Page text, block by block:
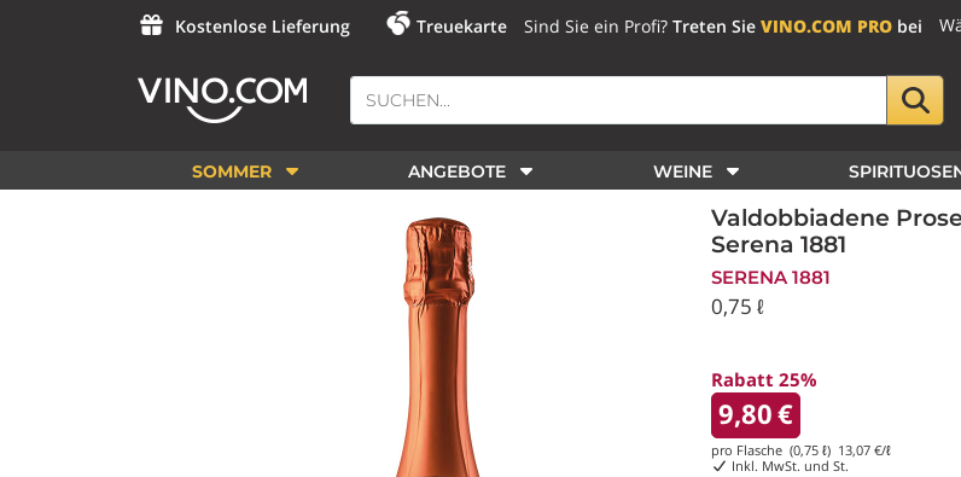
Kostenlose Lieferung Treuekarte Sind Sie ein Profi? Treten Sie VINO.COM PRObei
SOMMER ANGEBOTE WEINE
Valdobbiadene
Serena 1881
SERENA 1881
0,75 ℓ
Rabatt 25%
9,80€
pro Flasche (0,75 ℓ) 13,07 €/ℓ
Inkl. MwSt. und St.